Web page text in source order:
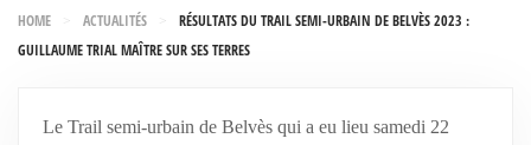
HOME ACTUALITÉS
RÉSULTATS DU TRAIL SEMI-URBAIN DE BELVÈS 2023 :
GUILLAUME TRIAL MAÎTRE SUR SES TERRES
Le Trail semi-urbain de Belvès qui a eu lieu samedi 22